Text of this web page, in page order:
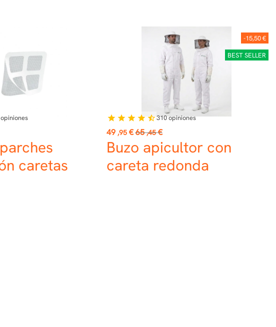
caretas
opiniones
-15,50 €
BEST SELLER
Precio
49 ,95 €Precio
65 ,45 €
Buzo apicultor con
careta redonda
star star star star star_half310opiniones